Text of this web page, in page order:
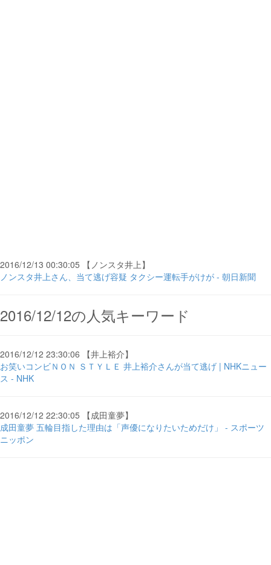
2016/12/13 00:30:05 【ノンスタ井上】
ノンスタ井上さん、当て逃げ容疑 タクシー運転手がけが - 朝日新聞
2016/12/12の人気キーワード
2016/12/12 23:30:06 【井上裕介】
お笑いコンビＮＯＮ ＳＴＹＬＥ 井上裕介さんが当て逃げ | NHKニュー
ス - NHK
2016/12/12 22:30:05 【成田童夢】
成田童夢 五輪目指した理由は「声優になりたいためだけ」 - スポーツ
ニッポン